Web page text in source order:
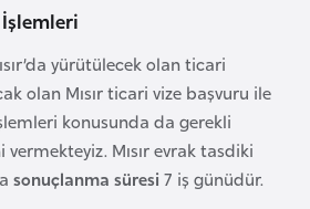
İşlemleri
yürütülecek olan ticari
olan Mısır ticari vize başvuru ile
konusunda da gerekli
vermekteyiz. Mısır evrak tasdiki
sonuçlanma süresi 7 iş günüdür.